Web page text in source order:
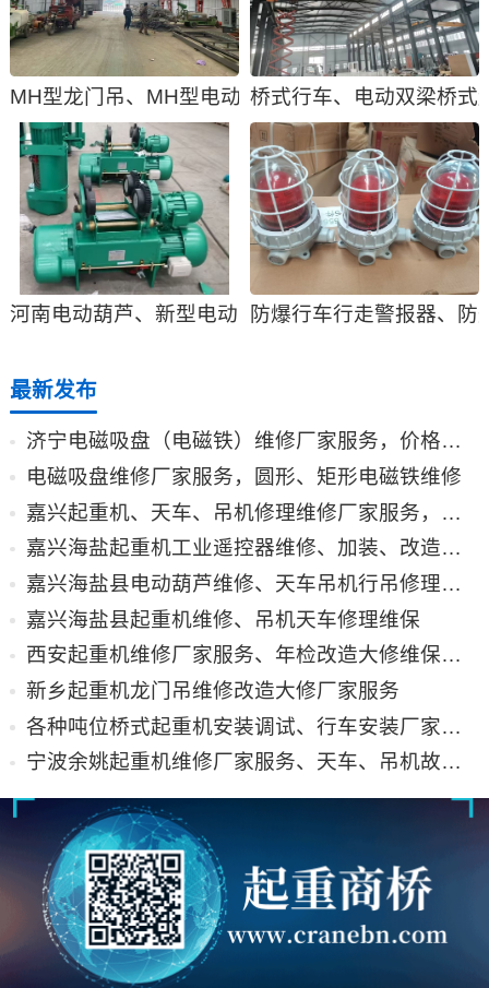
MH型龙门吊、MH型电动单梁门式起重机
桥式行车、电动双梁桥式
河南电动葫芦、新型电动葫芦型号参数、产品价格
防爆行车行走警报器、防
最新发布
济宁电磁吸盘（电磁铁）维修厂家服务，价格合理
电磁吸盘维修厂家服务，圆形、矩形电磁铁维修
嘉兴起重机、天车、吊机修理维修厂家服务，费用合理
嘉兴海盐起重机工业遥控器维修、加装、改造服务
嘉兴海盐县电动葫芦维修、天车吊机行吊修理改造配件
嘉兴海盐县起重机维修、吊机天车修理维保
西安起重机维修厂家服务、年检改造大修维保综合服务
新乡起重机龙门吊维修改造大修厂家服务
各种吨位桥式起重机安装调试、行车安装厂家资质报价
宁波余姚起重机维修厂家服务、天车、吊机故障排除及价格